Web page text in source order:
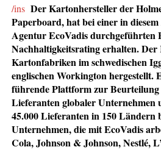
/ins Der Kartonhersteller der
Paperboard, hat bei einer in
Agentur EcoVadis durchgeführten
Nachhaltigkeitsrating erhalten.
Kartonfabriken im schwedischen
englischen Workington hergestellt.
führende Plattform zur
Lieferanten globaler Unternehmen
45.000 Lieferanten in 150 Ländern
Unternehmen, die mit EcoVadis
Cola, Johnson & Johnson, Nestlé,